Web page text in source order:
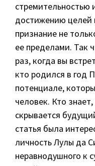
стремительностью
достижению целей
признание не
ее пределами. Так
раз, когда вы
кто родился в год
потенциале,
человек. Кто
скрывается
статья была
личность Лулы да
неравнодушного к